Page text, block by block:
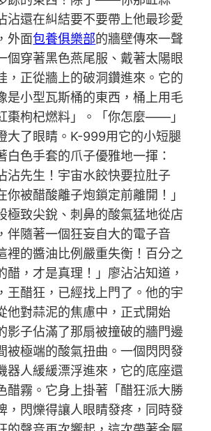
沾還在糾結要不要帶上他最珍愛
外面包養俱樂部的牆壁傳來一聲
個穿著黑色燕尾服、戴著太陽眼
，正從牆上的破洞鑽進來。它的
是小型瓦斯桶的東西，桶上用毛
棗枸杞燃料」。「你怎麼——」
大了眼睛。K-999用它的小短腿
白色手套的爪子優雅地一揮：
沾先生！宇宙水餃快要拉肚子
你被醋酸離子炮鎖定前離開！」
極致尖銳、刺鼻的酸氣猛地從店
，伴隨著一個狂妄自大的電子音
裡的醬油比例嚴重失衡！百分之
醋，才是真理！」廖沾沾知道，
王醋狂，已經找上門了。他的宇
他對蒜泥的焦慮中，正式開始
影子佔滿了那扇被撞破的牆門邊
被極端的酸氣扭曲。一個閃閃發
器人緩緩漂浮進來，它的底座還
醋霧。它身上掛著「醋狂派大勝
，閃爍得讓人眼睛發疼，同時發